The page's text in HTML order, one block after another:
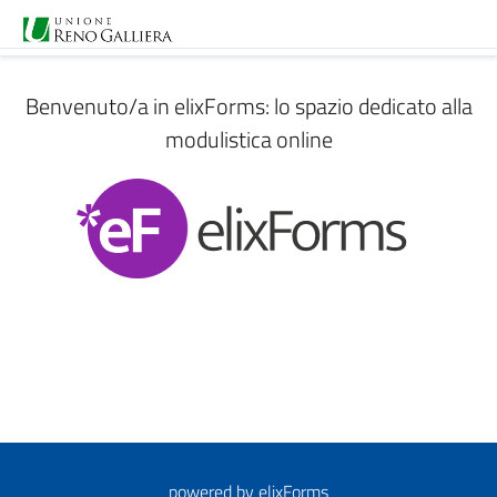
Benvenuto/a in elixForms: lo spazio dedicato alla
modulistica online
powered by elixForms